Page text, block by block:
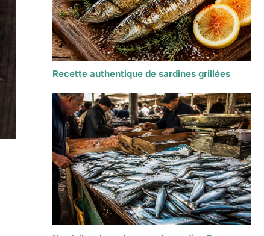
Recette authentique de sardines grillées